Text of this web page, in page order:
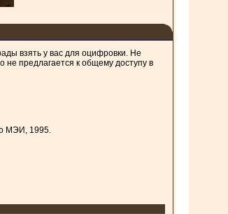
взять у вас для оцифровки. Не
не предлагается к общему доступу в
МЭИ, 1995.